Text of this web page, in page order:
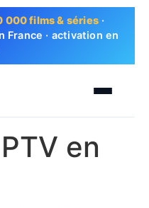
000 films & séries ·
France · activation en
en